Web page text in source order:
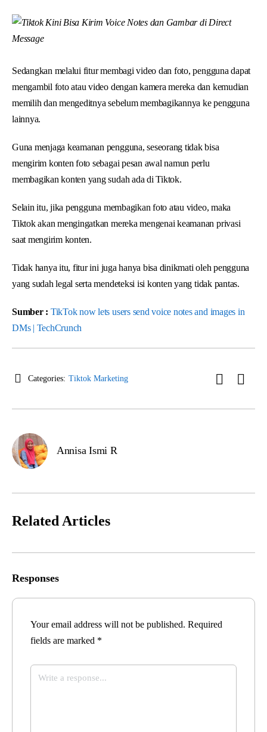
Sedangkan melalui fitur membagi video dan foto, pengguna dapat
mengambil foto atau video dengan kamera mereka dan kemudian
memilih dan mengeditnya sebelum membagikannya ke pengguna
lainnya.
Guna menjaga keamanan pengguna, seseorang tidak bisa
mengirim konten foto sebagai pesan awal namun perlu
membagikan konten yang sudah ada di Tiktok.
Selain itu, jika pengguna membagikan foto atau video, maka
Tiktok akan mengingatkan mereka mengenai keamanan privasi
saat mengirim konten.
Tidak hanya itu, fitur ini juga hanya bisa dinikmati oleh pengguna
yang sudah legal serta mendeteksi isi konten yang tidak pantas.
Sumber : TikTok now lets users send voice notes and images in
DMs | TechCrunch
Categories: Tiktok Marketing
Annisa Ismi R
Related Articles
Responses
Your email address will not be published. Required
fields are marked *